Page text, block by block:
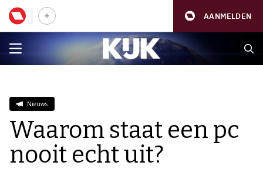
AANMELDEN
Nieuws
Waarom staat een pc
nooit echt uit?